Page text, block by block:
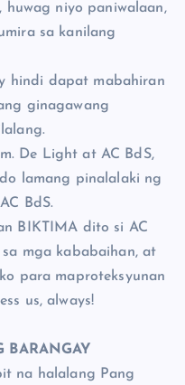
niyo paniwalaan,
sa kanilang
hindi dapat mabahiran
ginagawang
De Light at AC BdS,
lamang pinalalaki ng
BdS.
BIKTIMA dito si AC
mga kababaihan, at
para maproteksyunan
us, always!
BARANGAY
na halalang Pang